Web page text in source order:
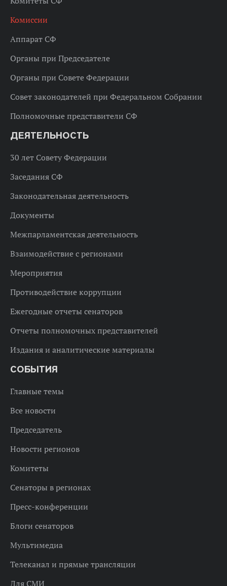
Комиссии
Аппарат СФ
Органы при Председателе
Органы при Совете Федерации
Совет законодателей при Федеральном Собрании
Полномочные представители СФ
ДЕЯТЕЛЬНОСТЬ
30 лет Совету Федерации
Заседания СФ
Законодательная деятельность
Документы
Межпарламентская деятельность
Взаимодействие с регионами
Мероприятия
Противодействие коррупции
Ежегодные отчеты сенаторов
Отчеты полномочных представителей
Издания и аналитические материалы
СОБЫТИЯ
Главные темы
Все новости
Председатель
Новости регионов
Комитеты
Сенаторы в регионах
Пресс-конференции
Блоги сенаторов
Мультимедиа
Телеканал и прямые трансляции
Для СМИ